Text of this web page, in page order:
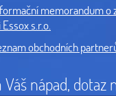
memorandum o
s.r.o.
obchodních
nápad, dotaz